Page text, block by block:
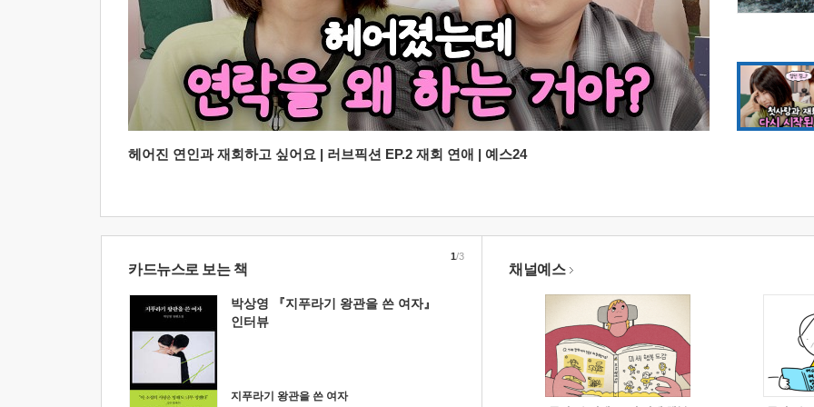
헤어진 연인과 재회하고 싶어요 | 러브픽션 EP.2 재회 연애 | 예스24
카드뉴스로 보는 책
박상영 『지푸라기 왕관을 쓴 여자』
인터뷰
지푸라기 왕관을 쓴 여자
1/3
채널예스